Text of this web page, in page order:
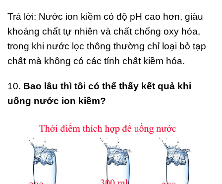
Trả lời: Nước ion kiềm có độ pH cao hơn, giàu
khoáng chất tự nhiên và chất chống oxy hóa,
trong khi nước lọc thông thường chỉ loại bỏ tạp
chất mà không có các tính chất kiềm hóa.
10. Bao lâu thì tôi có thể thấy kết quả khi
uống nước ion kiềm?